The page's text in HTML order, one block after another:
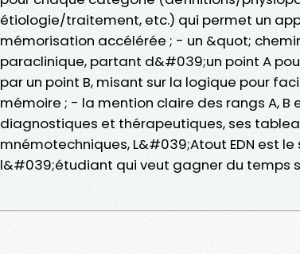
étiologie/traitement, etc.) qui permet un
mémorisation accélérée ; - un &quot;
paraclinique, partant d&#039;un point A
par un point B, misant sur la logique pour
mémoire ; - la mention claire des rangs A, B
diagnostiques et thérapeutiques, ses
mnémotechniques, L&#039;Atout EDN est
l&#039;étudiant qui veut gagner du temps